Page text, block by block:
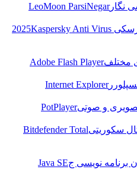
LeoMoon ParsiNegar
Kaspersky Anti Virus
Adobe Flash Player
Internet Explorer
و صوتیPotPlayer
Bitdefender Total
نویسی جJava SE